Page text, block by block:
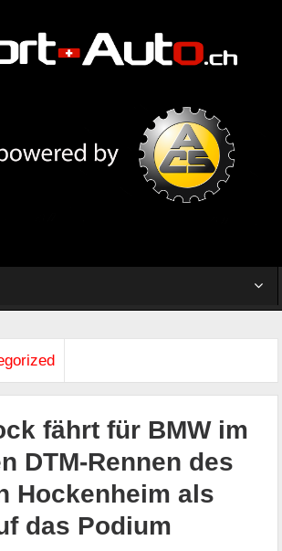
fährt für BMW im
DTM-Rennen des
Hockenheim als
das Podium